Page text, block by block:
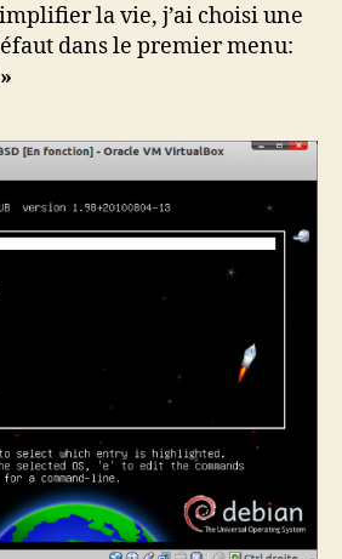
la vie, j’ai choisi une
dans le premier menu: